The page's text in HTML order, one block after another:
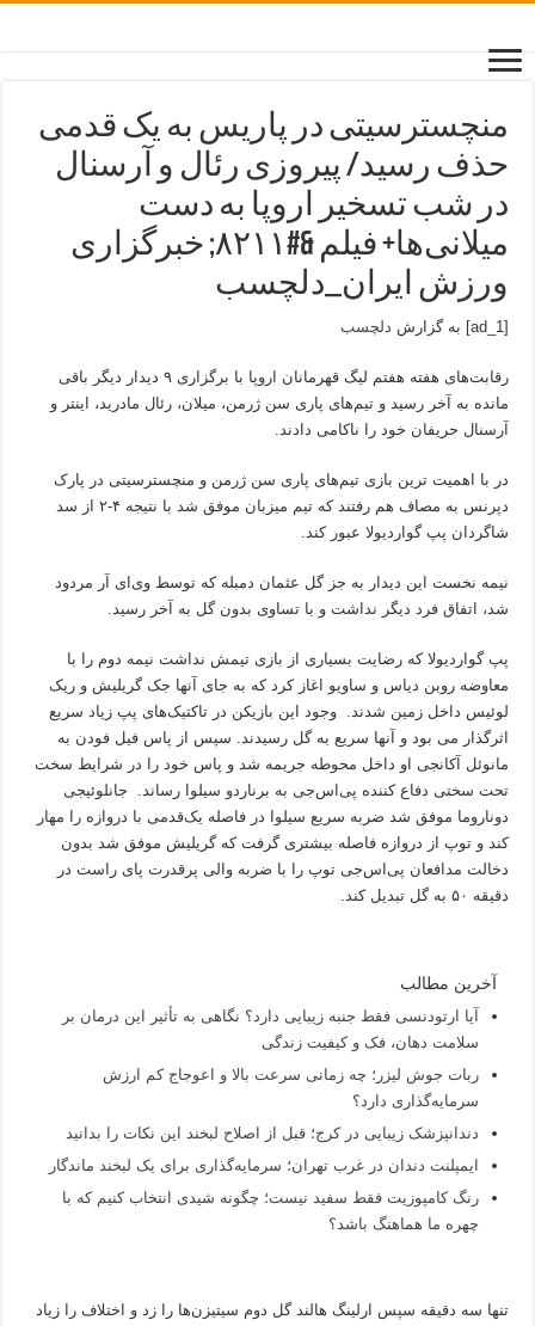
منچسترسیتی در پاریس به یک قدمی
حذف رسید/ پیروزی رئال و آرسنال
در شب تسخیر اروپا به دست
میلانی‌ها+ فیلم &#۸۲۱۱; خبرگزاری
ورزش ایران_دلچسب
[ad_1] به گزارش دلچسب
رقابت‌های هفته هفتم لیگ قهرمانان اروپا با برگزاری ۹ دیدار دیگر باقی
مانده به آخر رسید و تیم‌های پاری سن ژرمن، میلان، رئال مادرید، اینتر و
آرسنال حریفان خود را ناکامی دادند.
در با اهمیت ترین بازی تیم‌های پاری سن ژرمن و منچسترسیتی در پارک
دپرنس به مصاف هم رفتند که تیم میزبان موفق شد با نتیجه ۴-۲ از سد
شاگردان پپ گواردیولا عبور کند.
نیمه نخست این دیدار به جز گل عثمان دمبله که توسط وی‌ای آر مردود
شد، اتفاق فرد دیگر نداشت و با تساوی بدون گل به آخر رسید.
پپ گواردیولا که رضایت بسیاری از بازی تیمش نداشت نیمه دوم را با
معاوضه روبن دیاس و ساویو اغاز کرد که به جای آنها جک گریلیش و ریک
لوئیس داخل زمین شدند. وجود این بازیکن در تاکتیک‌های پپ زیاد سریع
اثرگذار می بود و آنها سریع به گل رسیدند. سپس از پاس فیل فودن به
مانوئل آکانجی او داخل محوطه جریمه شد و پاس خود را در شرایط سخت
تحت سختی دفاع کننده پی‌اس‌جی به برناردو سیلوا رساند. جانلوئیجی
دوناروما موفق شد ضربه سریع سیلوا در فاصله یک‌قدمی با دروازه را مهار
کند و توپ از دروازه فاصله بیشتری گرفت که گریلیش موفق شد بدون
دخالت مدافعان پی‌اس‌جی توپ را با ضربه والی پرقدرت پای راست در
دقیقه ۵۰ به گل تبدیل کند.
آخرین مطالب
آیا ارتودنسی فقط جنبه زیبایی دارد؟ نگاهی به تأثیر این درمان بر
سلامت دهان، فک و کیفیت زندگی
ربات جوش لیزر؛ چه زمانی سرعت بالا و اعوجاج کم ارزش
سرمایه‌گذاری دارد؟
دندانپزشک زیبایی در کرج؛ قبل از اصلاح لبخند این نکات را بدانید
ایمپلنت دندان در غرب تهران؛ سرمایه‌گذاری برای یک لبخند ماندگار
رنگ کامپوزیت فقط سفید نیست؛ چگونه شیدی انتخاب کنیم که با
چهره ما هماهنگ باشد؟
تنها سه دقیقه سپس ارلینگ هالند گل دوم سیتیزن‌ها را زد و اختلاف را زیاد